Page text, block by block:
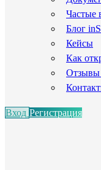
Частые
Блог
Кейсы
Как
Отзывы
Вход Регистрация